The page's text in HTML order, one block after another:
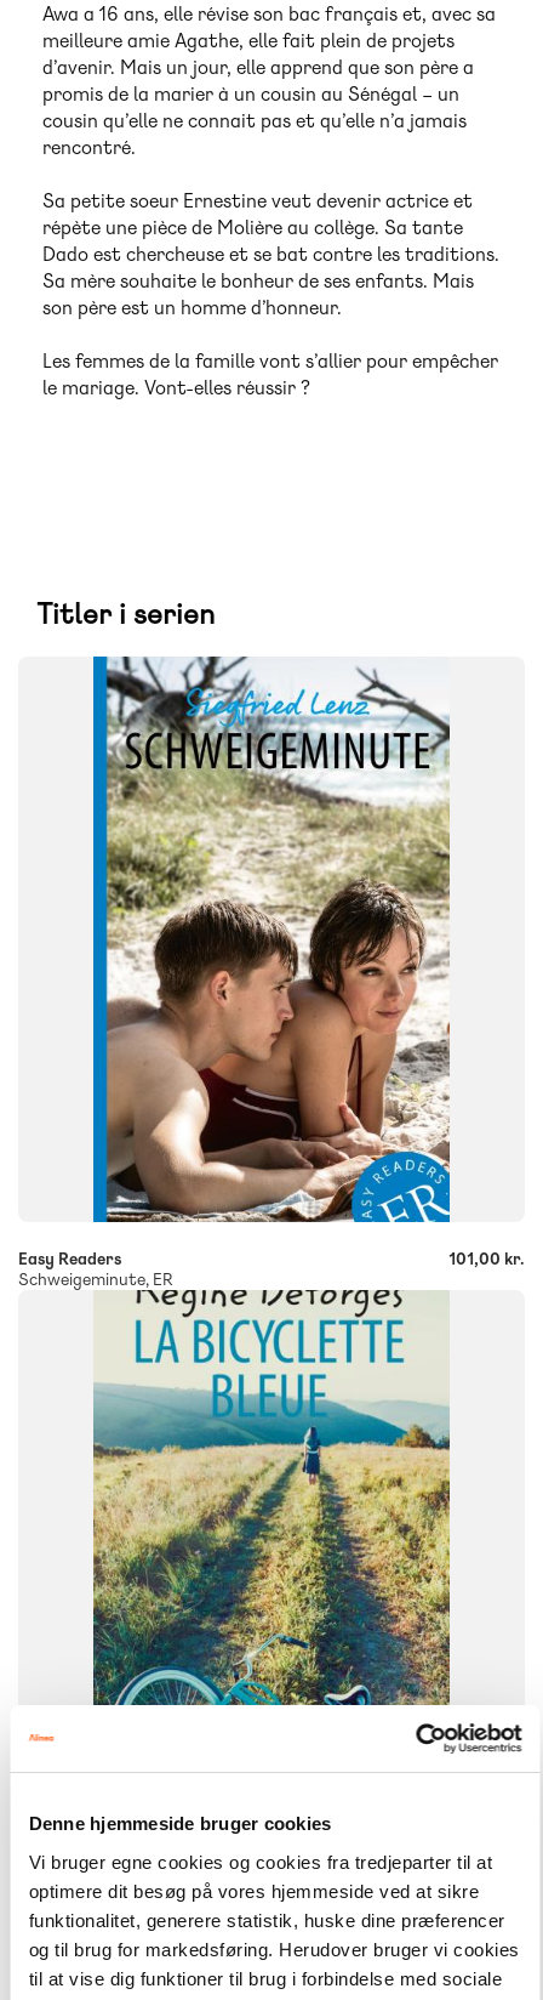
Denne hjemmeside bruger cookies
Vi bruger egne cookies og cookies fra tredjeparter til at
optimere dit besøg på vores hjemmeside ved at sikre
funktionalitet, generere statistik, huske dine præferencer
og til brug for markedsføring. Herudover bruger vi cookies
til at vise dig funktioner til brug i forbindelse med sociale
Awa a 16 ans, elle révise son bac français et, avec sa
meilleure amie Agathe, elle fait plein de projets
d’avenir. Mais un jour, elle apprend que son père a
promis de la marier à un cousin au Sénégal – un
cousin qu’elle ne connait pas et qu’elle n’a jamais
rencontré.
Sa petite soeur Ernestine veut devenir actrice et
répète une pièce de Molière au collège. Sa tante
Dado est chercheuse et se bat contre les traditions.
Sa mère souhaite le bonheur de ses enfants. Mais
son père est un homme d’honneur.
Les femmes de la famille vont s’allier pour empêcher
le mariage. Vont-elles réussir ?
Titler i serien
FORMAT
Flergangsbog
9788723572295
+
Easy Readers
Schweigeminute, ER
101,00 kr.
FORMAT
Flergangsbog
9788723543059
Easy Readers
La bicyclette bleue, ER C
101,00 kr.
Hent flere